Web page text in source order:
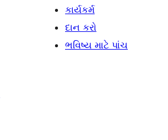
કાર્યકર્મ
દાન કરો
ભવિષ્ય માટે પાંચ